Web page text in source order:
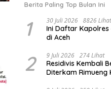
Berita Paling Top Bulan Ini
1 30 Juli 2026 8826
Ini Daftar
di Aceh
2 9 Juli 2026 274 Lihat
Residivis Kembali
Diterkam